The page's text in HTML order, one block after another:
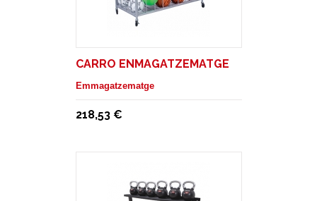
CARRO ENMAGATZEMATGE
Emmagatzematge
218,53 €